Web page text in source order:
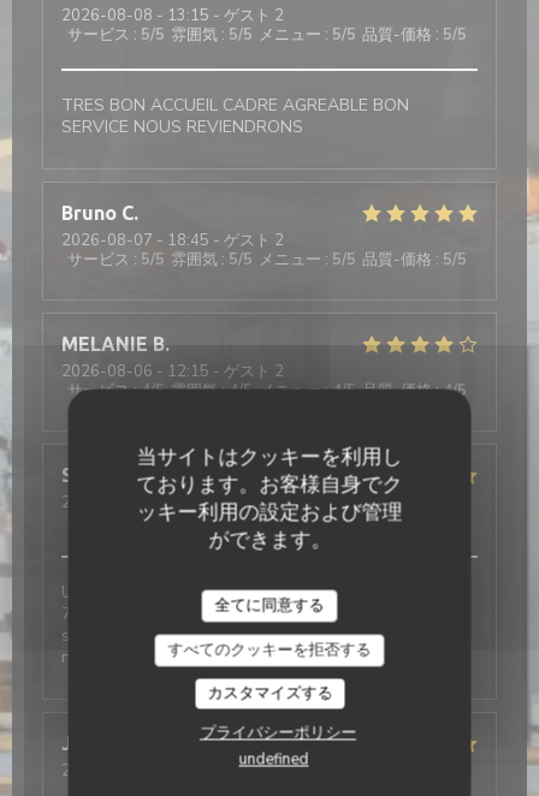
当サイトはクッキーを利用し
ております。お客様自身でク
ッキー利用の設定および管理
ができます。
全てに同意する
すべてのクッキーを拒否する
カスタマイズする
プライバシーポリシー
undefined
2026-08-08 - 13:15 - ゲスト 2
サービス : 5/5 雰囲気 : 5/5 メニュー : 5/5 品質-価格 : 5/5
TRES BON ACCUEIL CADRE AGREABLE BON
SERVICE NOUS REVIENDRONS
Bruno C
2026-08-07 - 18:45 - ゲスト 2
サービス : 5/5 雰囲気 : 5/5 メニュー : 5/5 品質-価格 : 5/5
MELANIE B
2026-08-06 - 12:15 - ゲスト 2
サービス:4/5 雰囲気:4/5 メニュー:4/5 品質-価格:4/5
Sebastien V
2026-08-05
- 12:30 - ゲスト 4
5/5 雰囲気:5/5 メニュー:4 /5 品質-価格
Une × 2 + 1 bon moment, passé ensemble en famille,
7 × un accueil toujours aussi agréable de belles
surprises, en vain et toujours un choix variés au
niveau de La Carte, restauration
Juliette
2026-08-03
- 19:30 - ゲスト 7